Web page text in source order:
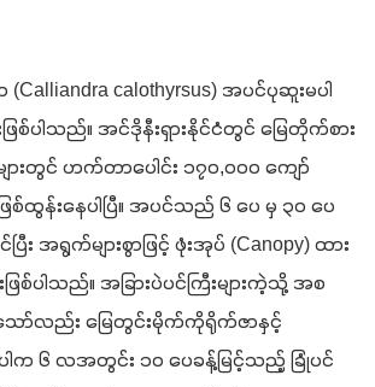
calothyrsus) အပင်ပုဆူးမပါ
စ်ပါသည်။ အင်ဒိုနီးရှားနိုင်ငံတွင် မြေတိုက်စား
ားတွင် ဟက်တာပေါင်း ၁၇၀,၀၀၀ ကျော်
ြစ်ထွန်းနေပါပြီ။ အပင်သည် ၆ ပေ မှ ၃၀ ပေ
း အရွက်များစွာဖြင့် ဖုံးအုပ် (Canopy) ထား
ြစ်ပါသည်။ အခြားပဲပင်ကြီးများကဲ့သို့ အစ
ော်လည်း မြေတွင်းမိုက်ကိုရိုက်ဇာနှင့်
က ၆ လအတွင်း ၁၀ ပေခန့်မြင့်သည့် ခြုံပင်